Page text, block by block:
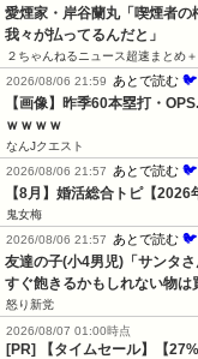
愛煙家・岸谷蘭丸「喫煙者
我々が払ってるんだと」
２ちゃんねるニュース超速まとめ＋
2026/08/06 21:59
あとで読む
【画像】昨季60本塁打・
ｗｗｗｗ
なんJクエスト
2026/08/06 21:57
あとで読む
【8月】婚活総合トピ【2026
鬼女梅
2026/08/06 21:57
あとで読む
友達の子(小4男児)「サンタ
すぐ飽きるかもしれない物は
怒り新党
2026/08/07 01:00時点
[PR] 【タイムセール】【